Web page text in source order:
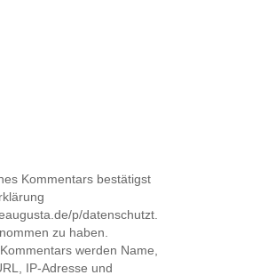
Kommentars bestätigst
p/datenschutzt.
zu haben.
werden Name,
IP-Adresse und